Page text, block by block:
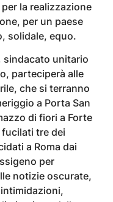
la realizzazione
per un paese
solidale, equo.
sindacato unitario
parteciperà alle
che si terranno
a Porta San
di fiori a Forte
tre dei
a Roma dai
per
notizie oscurate,